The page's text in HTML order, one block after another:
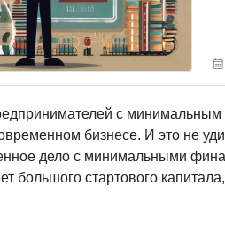
с минимальным
бизнесе. И это не
дело с минимальными
большого стартового